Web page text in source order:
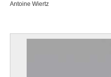
Antoine Wiertz